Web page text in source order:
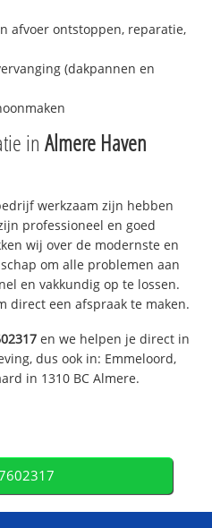
afvoer ontstoppen, reparatie,
(dakpannen en
inAlmere Haven
werkzaam zijn hebben
professioneel en goed
wij over de modernste en
om alle problemen aan
en vakkundig op te lossen.
direct een afspraak te maken.
en we helpen je direct in
dus ook in: Emmeloord,
in 1310 BC Almere.